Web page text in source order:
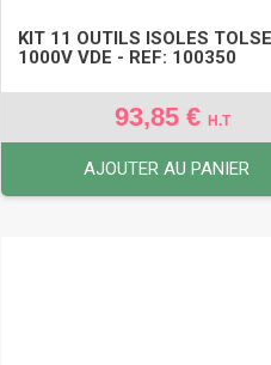
KIT 11 OUTILS ISOLES
1000V VDE - REF: 100350
93,85 € H.T
AJOUTER AU PANIER